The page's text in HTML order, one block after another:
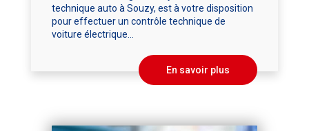
technique auto à Souzy, est à votre disposition
pour effectuer un contrôle technique de
voiture électrique...
En savoir plus